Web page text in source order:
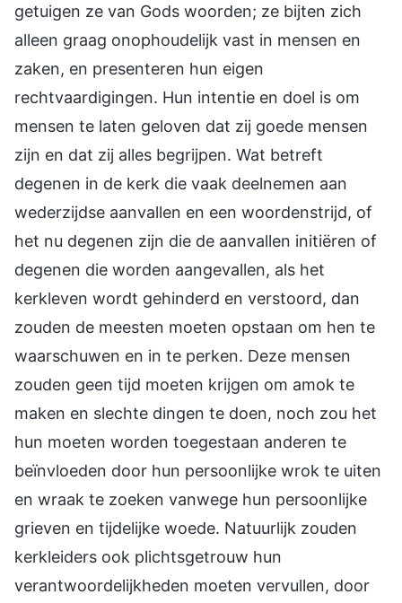
getuigen ze van Gods woorden; ze bijten zich
alleen graag onophoudelijk vast in mensen en
zaken, en presenteren hun eigen
rechtvaardigingen. Hun intentie en doel is om
mensen te laten geloven dat zij goede mensen
zijn en dat zij alles begrijpen. Wat betreft
degenen in de kerk die vaak deelnemen aan
wederzijdse aanvallen en een woordenstrijd, of
het nu degenen zijn die de aanvallen initiëren of
degenen die worden aangevallen, als het
kerkleven wordt gehinderd en verstoord, dan
zouden de meesten moeten opstaan om hen te
waarschuwen en in te perken. Deze mensen
zouden geen tijd moeten krijgen om amok te
maken en slechte dingen te doen, noch zou het
hun moeten worden toegestaan anderen te
beïnvloeden door hun persoonlijke wrok te uiten
en wraak te zoeken vanwege hun persoonlijke
grieven en tijdelijke woede. Natuurlijk zouden
kerkleiders ook plichtsgetrouw hun
verantwoordelijkheden moeten vervullen, door